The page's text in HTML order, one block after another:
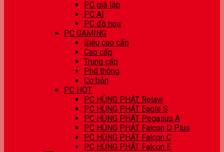
PC giả lập
PC AI
PC đồ hoạ
PC GAMING
Siêu cao cấp
Cao cấp
Trung cấp
Phổ thông
Cơ bản
PC HOT
PC HÙNG PHÁT Relaw
PC HÙNG PHÁT Eagle S
PC HÙNG PHÁT Pegasus A
PC HÙNG PHÁT Falcon D Plus
PC HÙNG PHÁT Falcon C
PC HÙNG PHÁT Falcon E